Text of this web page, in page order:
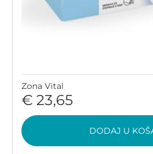
Zona Vital
€ 23,65
DODAJ U